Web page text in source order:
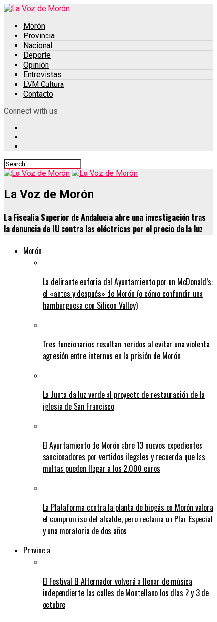
Morón
Provincia
Nacional
Deporte
Opinión
Entrevistas
LVM Cultura
Contacto
Connect with us
La Voz de Morón
La Fiscalía Superior de Andalucía abre una investigación tras
la denuncia de IU contra las eléctricas por el precio de la luz
Morón
La delirante euforia del Ayuntamiento por un McDonald’s:
el «antes y después» de Morón (o cómo confundir una
hamburguesa con Silicon Valley)
Tres funcionarios resultan heridos al evitar una violenta
agresión entre internos en la prisión de Morón
La Junta da luz verde al proyecto de restauración de la
iglesia de San Francisco
El Ayuntamiento de Morón abre 13 nuevos expedientes
sancionadores por vertidos ilegales y recuerda que las
multas pueden llegar a los 2.000 euros
La Plataforma contra la planta de biogás en Morón valora
el compromiso del alcalde, pero reclama un Plan Especial
y una moratoria de dos años
Provincia
El Festival El Alternador volverá a llenar de música
independiente las calles de Montellano los días 2 y 3 de
octubre